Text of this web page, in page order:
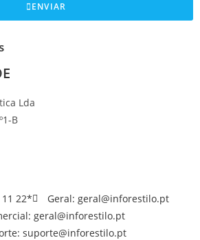
ENVIAR
Lda
B
11 22*
Geral: geral@inforestilo.pt
geral@inforestilo.pt
suporte@inforestilo.pt